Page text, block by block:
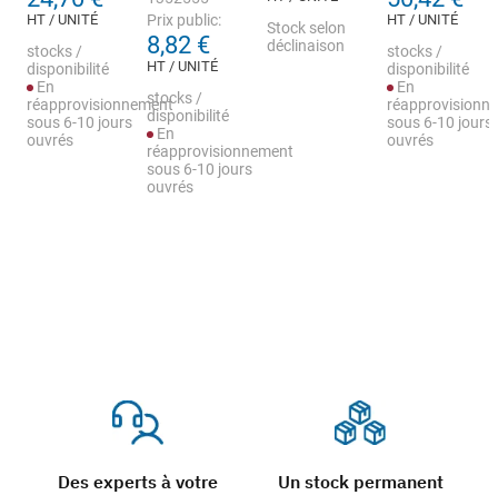
Des experts à votre
Un stock permanent
HT / UNITÉ
stocks /
disponibilité
En
réapprovisionnement
sous 6-10 jours
ouvrés
Prix public:
8,82 €
HT / UNITÉ
stocks /
disponibilité
En
réapprovisionnement
sous 6-10 jours
ouvrés
Stock selon
déclinaison
HT / UNITÉ
stocks /
disponibilité
En
sous 6-10 jours
ouvrés